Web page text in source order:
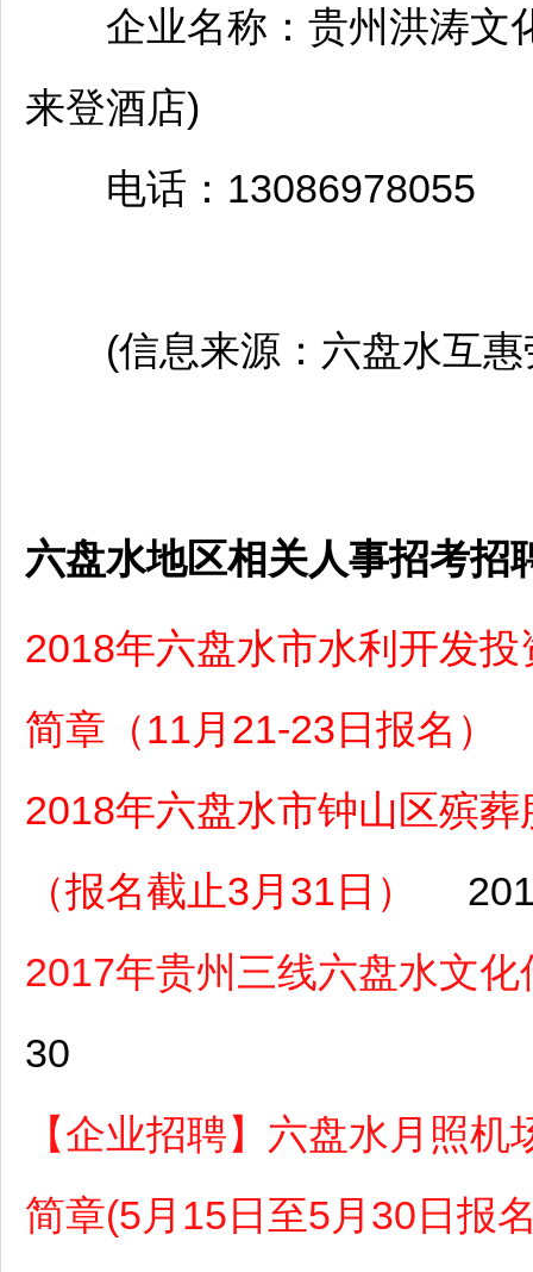
企业名称：贵州洪涛文
来登酒店)
电话：13086978055
(信息来源： 六盘水互
六盘水地区相关人事招考招
2018年六盘水市水利开发
简章（11月21-23日报名）
2018年六盘水市钟山区殡
（报名截止3月31日）
2017年贵州三线六盘水文
30
【企业招聘】六盘水月照
简章(5月15日至5月30日报